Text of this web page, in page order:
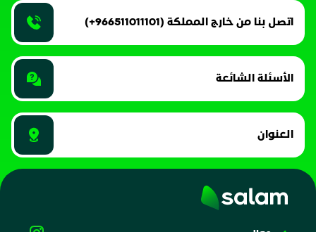
اتصل بنا من خارج المملكة (966511011101+)
الأسئلة الشائعة
العنوان